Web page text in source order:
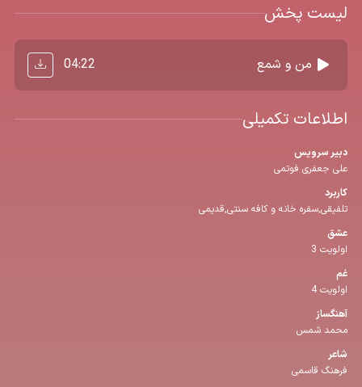
لیست پخش
من و شمع 04:22
اطلاعات تکمیلی
دبیر سرویس
علی جعفری فوتمی
کاربرد
تلفیقی,سفره خانه و کافه سنتی,قدیمی
عشق
اولویت 3
غم
اولویت 4
آهنگساز
محمد شمس
شاعر
فرهنگ قاسمی